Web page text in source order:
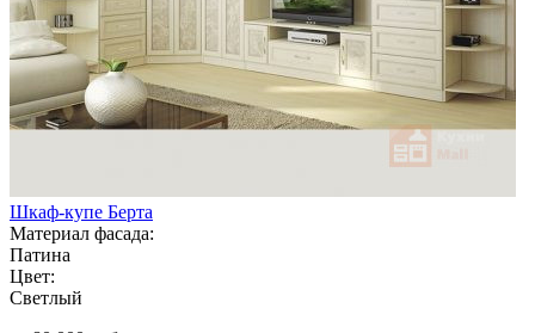
Шкаф-купе Берта
Материал фасада:
Патина
Цвет:
Светлый